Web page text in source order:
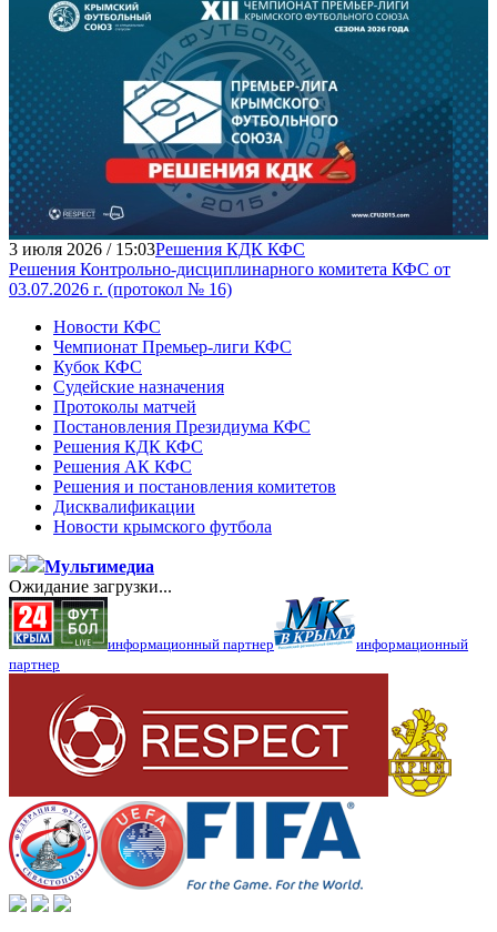
3 июля 2026 / 15:03Решения КДК КФС
Решения Контрольно-дисциплинарного комитета КФС от
03.07.2026 г. (протокол № 16)
Новости КФС
Чемпионат Премьер-лиги КФС
Кубок КФС
Судейские назначения
Протоколы матчей
Постановления Президиума КФС
Решения КДК КФС
Решения АК КФС
Решения и постановления комитетов
Дисквалификации
Новости крымского футбола
Мультимедиа
Ожидание загрузки...
информационный партнер
информационный
партнер